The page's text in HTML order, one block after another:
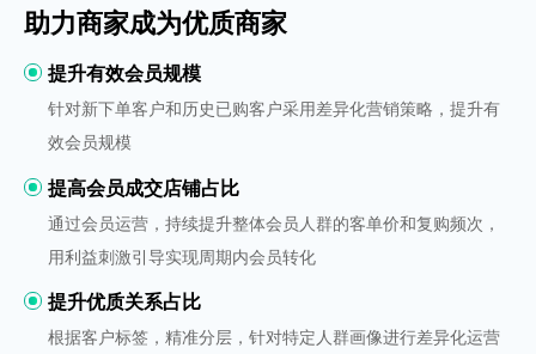
助力商家成为优质商家
提升有效会员规模
针对新下单客户和历史已购客户采用差异化营销策略，提升有
效会员规模
提高会员成交店铺占比
通过会员运营，持续提升整体会员人群的客单价和复购频次，
用利益刺激引导实现周期内会员转化
提升优质关系占比
根据客户标签，精准分层，针对特定人群画像进行差异化运营